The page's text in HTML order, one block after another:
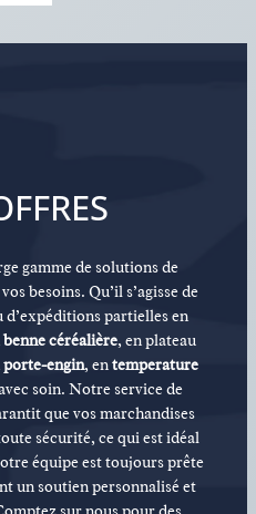
gamme de solutions de
besoins. Qu’il s’agisse de
partielles en
benne céréalière, en plateau
porte-engin, entemperature
soin. Notre service de
que vos marchandises
sécurité, ce qui est idéal
équipe est toujours prête
un soutien personnalisé et